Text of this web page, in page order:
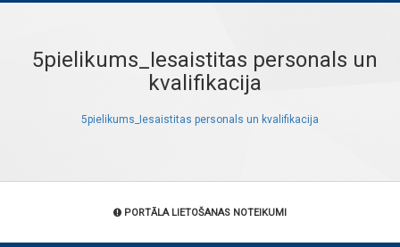
5pielikums_Iesaistitas personals un
kvalifikacija
5pielikums_Iesaistitas personals un kvalifikacija
PORTĀLA LIETOŠANAS NOTEIKUMI